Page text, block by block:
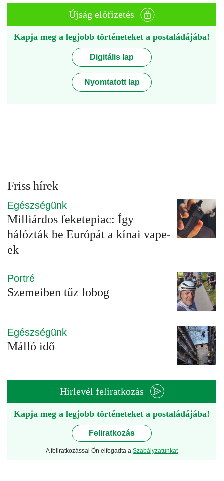
Újság előfizetés
Kapja meg a legjobb történeteket a postaládájába!
Digitális lap
Nyomtatott lap
Friss hírek
Egészségünk
Milliárdos feketepiac: Így
hálózták be Európát a kínai vape-
ek
Portré
Szemeiben tűz lobog
Egészségünk
Málló idő
Hírlevél feliratkozás
Kapja meg a legjobb történeteket a postaládájába!
Feliratkozás
A feliratkozással Ön elfogadta a Szabályzatunkat